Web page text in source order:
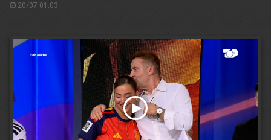
20/07 01:03